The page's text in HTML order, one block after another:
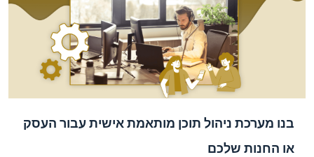
בנו מערכת ניהול תוכן מותאמת אישית עבור העסק
או החנות שלכם